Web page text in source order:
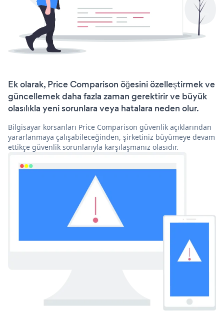
Ek olarak, Price Comparison öğesini özelleştirmek ve
güncellemek daha fazla zaman gerektirir ve büyük
olasılıkla yeni sorunlara veya hatalara neden olur.
Bilgisayar korsanları Price Comparison güvenlik açıklarından
yararlanmaya çalışabileceğinden, şirketiniz büyümeye devam
ettikçe güvenlik sorunlarıyla karşılaşmanız olasıdır.